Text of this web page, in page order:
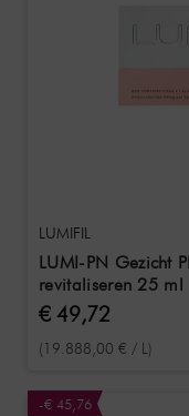
LUMIFIL
LUMI-PN Gezicht
revitaliseren 25 ml
€ 49,72
(19.888,00 € / L)
-€ 45,76